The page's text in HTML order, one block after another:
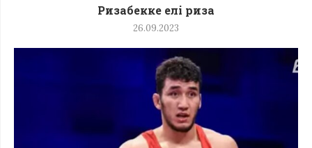
Ризабекке елі риза
26.09.2023